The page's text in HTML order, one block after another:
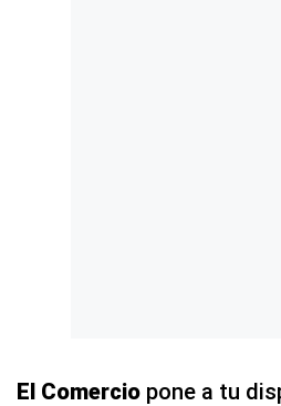
El Comercio pone a tu